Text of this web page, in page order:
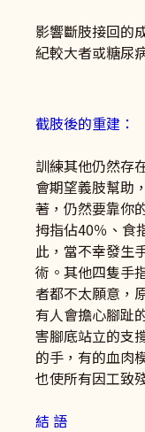
影響斷肢接回的
紀較大者或糖尿
截肢後的重建：
訓練其他仍然存
會期望義肢幫助
著，仍然要靠你
拇指佔40％、食
此，當不幸發生
術。其他四隻手
者都不太願意，
有人會擔心腳趾
害腳底站立的支
的手，有的血肉
也使所有因工致
結 語